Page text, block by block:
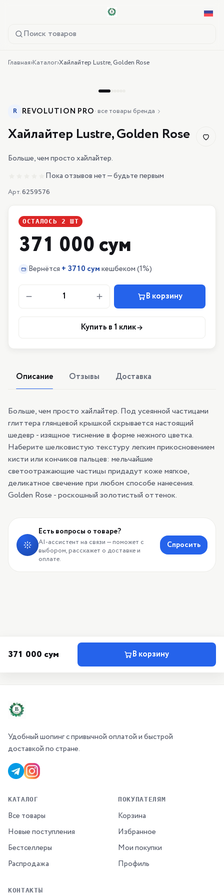
Поиск товаров
Главная›Каталог›Хайлайтер Lustre, Golden Rose
R REVOLUTION PRO· все товары бренда
Хайлайтер Lustre, Golden Rose
Больше, чем просто хайлайтер.
Пока отзывов нет — будьте первым
Арт. 6259576
ОСТАЛОСЬ 2 ШТ
371 000 сум
Вернётся + 3710 сумкешбеком(1%)
1 В корзину
Купить в 1 клик
Описание Отзывы Доставка
Больше, чем просто хайлайтер. Под усеянной частицами
глиттера глянцевой крышкой скрывается настоящий
шедевр - изящное тиснение в форме нежного цветка.
Наберите шелковистую текстуру легким прикосновением
кисти или кончиков пальцев: мельчайшие
светоотражающие частицы придадут коже мягкое,
деликатное свечение при любом способе нанесения.
Golden Rose - роскошный золотистый оттенок.
Есть вопросы о товаре?
AI-ассистент на связи — поможет с
выбором, расскажет о доставке и
оплате.
Спросить
371 000 сум В корзину
Удобный шопинг с привычной оплатой и быстрой
доставкой по стране.
КАТАЛОГ
Все товары
Новые поступления
Бестселлеры
Распродажа
ПОКУПАТЕЛЯМ
Корзина
Избранное
Мои покупки
Профиль
КОНТАКТЫ